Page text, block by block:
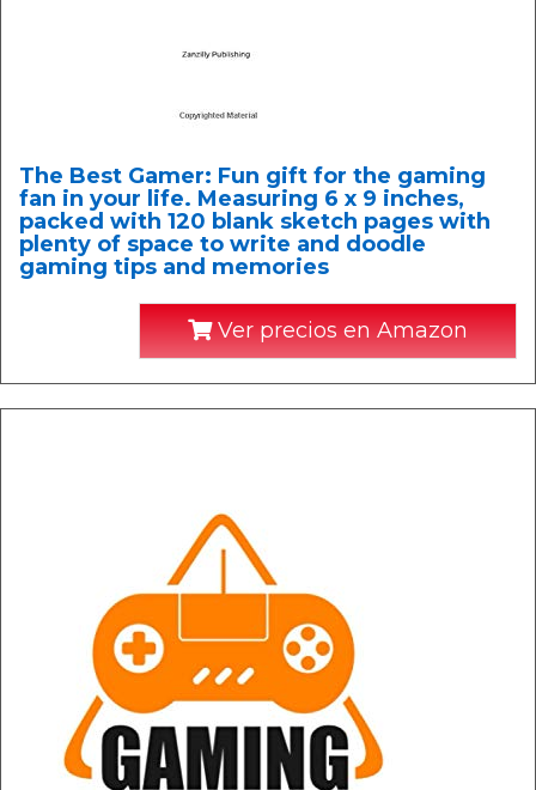
The Best Gamer: Fun gift for the gaming
fan in your life. Measuring 6 x 9 inches,
packed with 120 blank sketch pages with
plenty of space to write and doodle
gaming tips and memories
Ver precios en Amazon